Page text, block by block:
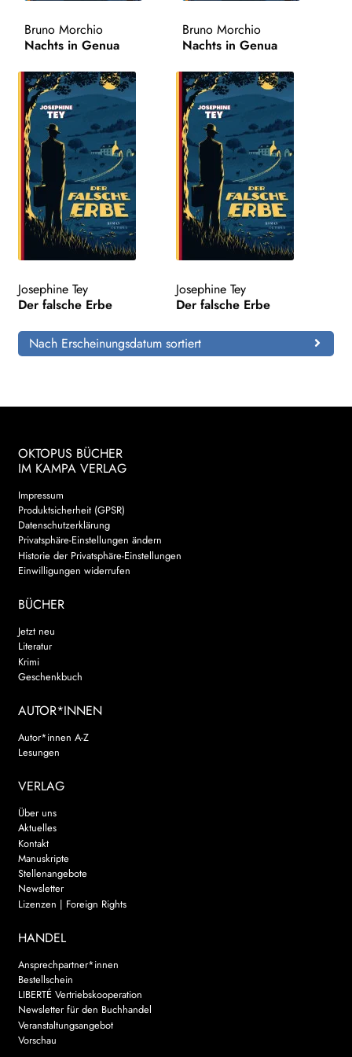
Bruno Morchio
Nachts in Genua
Bruno Morchio
Nachts in Genua
Josephine Tey
Der falsche Erbe
Josephine Tey
Der falsche Erbe
Nach Erscheinungsdatum sortiert
OKTOPUS BÜCHER
IM KAMPA VERLAG
Impressum
Produktsicherheit (GPSR)
Datenschutzerklärung
Privatsphäre-Einstellungen ändern
Historie der Privatsphäre-Einstellungen
Einwilligungen widerrufen
BÜCHER
Jetzt neu
Literatur
Krimi
Geschenkbuch
AUTOR*INNEN
Autor*innen A-Z
Lesungen
VERLAG
Über uns
Aktuelles
Kontakt
Manuskripte
Stellenangebote
Newsletter
Lizenzen | Foreign Rights
HANDEL
Ansprechpartner*innen
Bestellschein
LIBERTÉ Vertriebskooperation
Newsletter für den Buchhandel
Veranstaltungsangebot
Vorschau